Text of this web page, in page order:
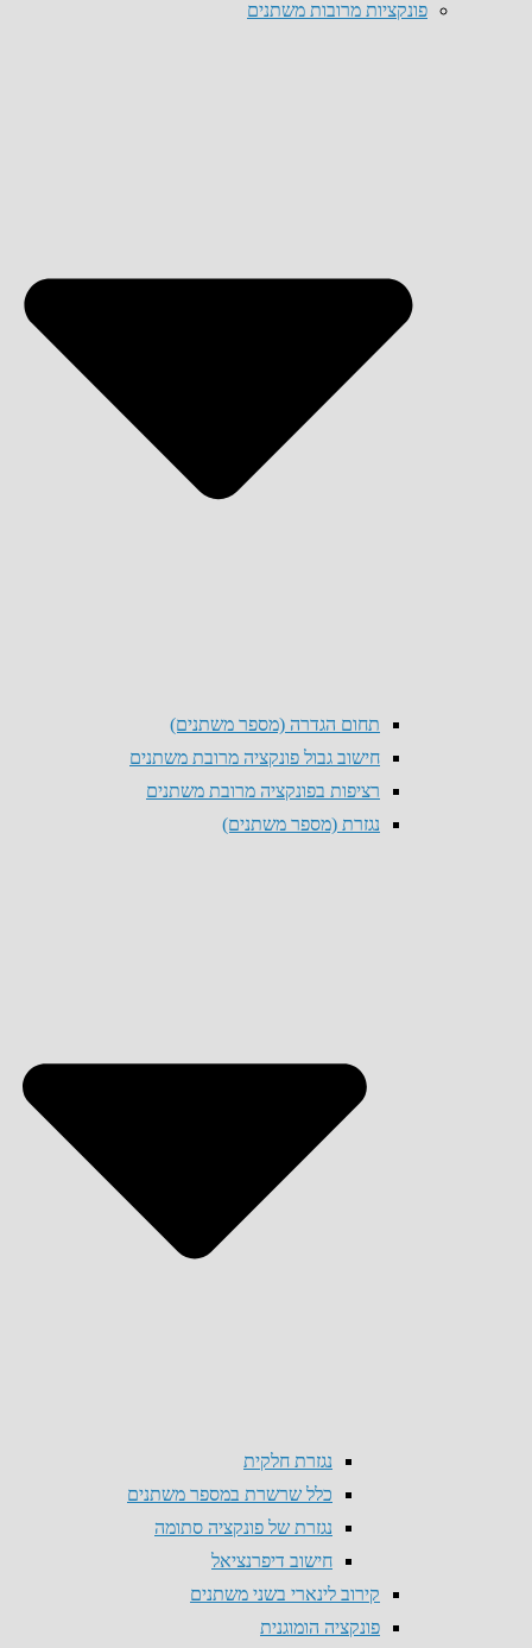
פונקציות מרובות משתנים
תחום הגדרה (מספר משתנים)
חישוב גבול פונקציה מרובת משתנים
רציפות בפונקציה מרובת משתנים
נגזרת (מספר משתנים)
נגזרת חלקית
כלל שרשרת במספר משתנים
נגזרת של פונקציה סתומה
חישוב דיפרנציאל
קירוב לינארי בשני משתנים
פונקציה הומוגנית